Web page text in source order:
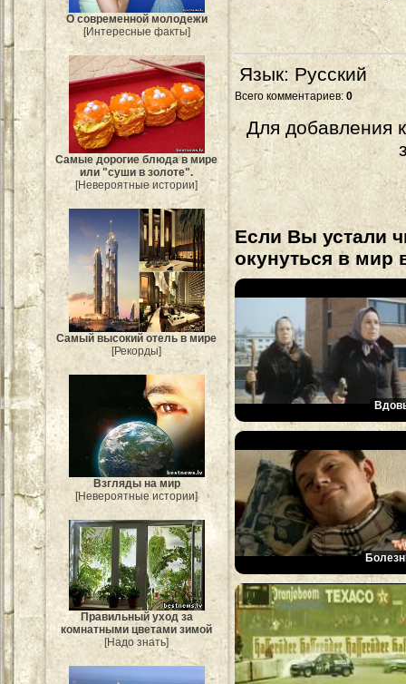
О современной молодежи
[Интересные факты]
Самые дорогие блюда в мире
или "суши в золоте".
[Невероятные истории]
Самый высокий отель в мире
[Рекорды]
Взгляды на мир
[Невероятные истории]
Правильный уход за
комнатными цветами зимой
[Надо знать]
Язык: Русский
Всего комментариев: 0
Для добавления
Если Вы устали
окунуться в мир